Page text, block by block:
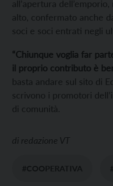
all’apertura dell’emporio,
alto, confermato anche
soci e soci entrati negli
“Chiunque voglia far
il proprio contributo è
basta andare sul sito di
scrivono i promotori
di comunità.
di redazione VT
#COOPERATIVA